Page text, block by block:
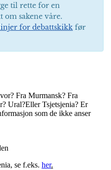
til rette for en
om sakene våre.
for debattskikk før